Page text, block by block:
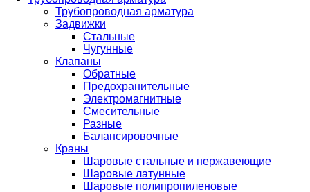
Трубопроводная арматура
Задвижки
Стальные
Чугунные
Клапаны
Обратные
Предохранительные
Электромагнитные
Смесительные
Разные
Балансировочные
Краны
Шаровые стальные и нержавеющие
Шаровые латунные
Шаровые полипропиленовые